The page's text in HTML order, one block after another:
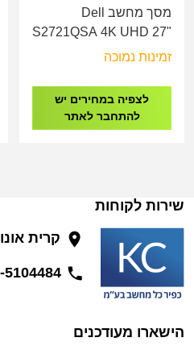
מסך מחשב Dell
S2721QSA 4K UHD 27"
2XHDMI,DP
זמינות נמוכה
לצפיה במחירים יש
להתחבר לאתר
שירות לקוחות
קרית אונו 5510702
הישארו מעודכנים